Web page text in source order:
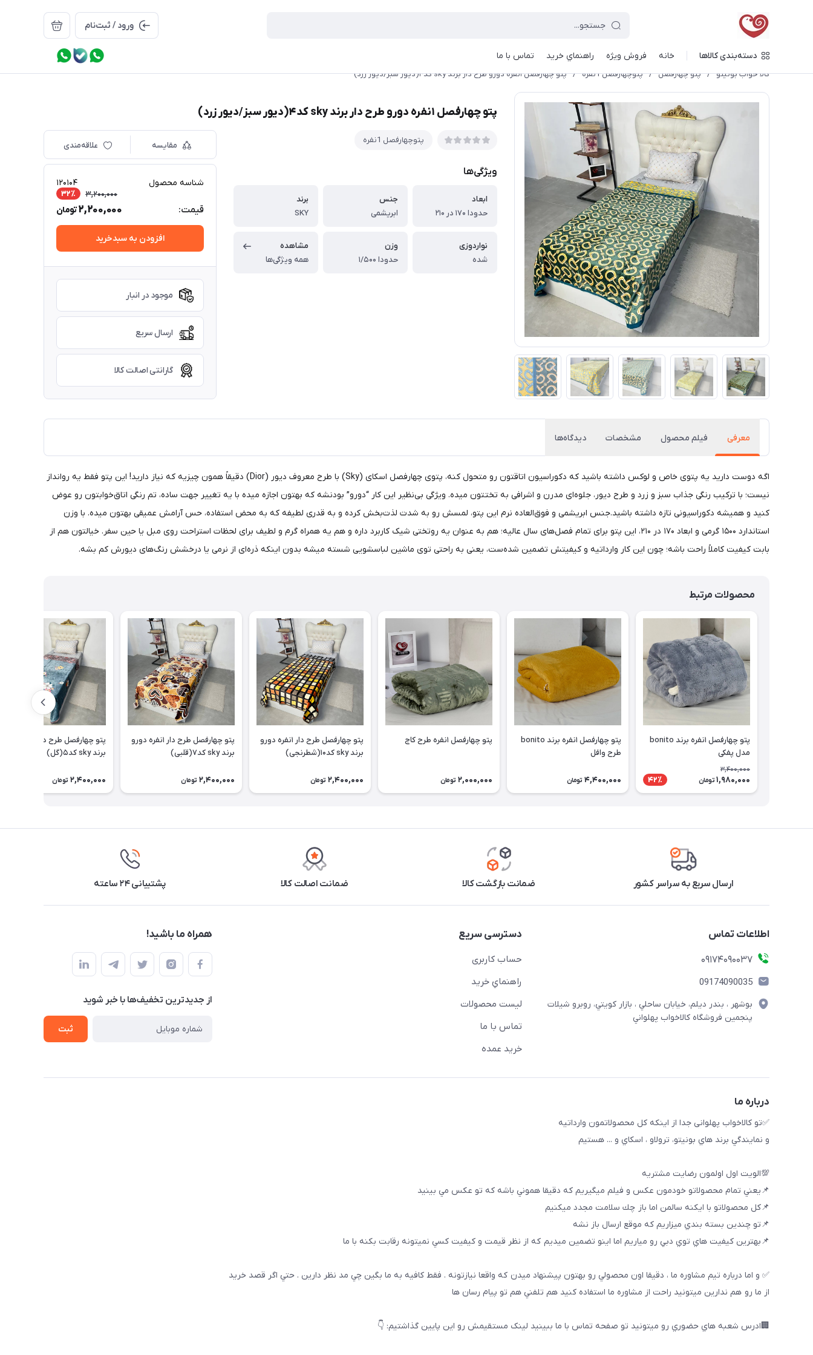
ورود / ثبت‌نام
دسته‌بندی کالاها خانه فروش ویژه راهنماي خريد تماس با ما
کالا خواب بونیتو / پتو چهارفصل / پتوچهارفصل 1نفره / پتو چهارفصل ۱نفره دورو طرح دار برند sky کد۴(دیور سبز/دیور زرد)
پتو چهارفصل ۱نفره دورو طرح دار برند sky کد۴(دیور سبز/دیور زرد)
پتوچهارفصل 1نفره
ویژگی‌ها
ابعاد
حدودا ۱۷۰ در ۲۱۰
جنس
ابریشمی
برند
SKY
نواردوزی
شده
وزن
حدودا ۱/۵۰۰
مشاهده
همه ویژگی‌ها
مقایسه علاقه‌مندی
شناسه محصول 120104
قیمت:
3,200,000 32٪
2,200,000تومان
افزودن به سبدخرید
موجود در انبار
ارسال سریع
گارانتی اصالت کالا
معرفی فیلم محصول مشخصات دیدگاه‌ها
اگه دوست دارید یه پتوی خاص و لوکس داشته باشید که دکوراسیون اتاقتون رو متحول کنه، پتوی چهارفصل اسکای (Sky) با طرح معروف دیور (Dior) دقیقاً همون چیزیه که نیاز دارید! این پتو فقط یه روانداز
نیست؛ با ترکیب رنگی جذاب سبز و زرد و طرح دیور، جلوه‌ای مدرن و اشرافی به تختتون میده. ویژگی بی‌نظیر این کار “دورو” بودنشه که بهتون اجازه میده با یه تغییر جهت ساده، تم رنگی اتاق‌خوابتون رو عوض
کنید و همیشه دکوراسیونی تازه داشته باشید.جنس ابریشمی و فوق‌العاده نرم این پتو، لمسش رو به شدت لذت‌بخش کرده و به قدری لطیفه که به محض استفاده، حس آرامش عمیقی بهتون میده. با وزن
استاندارد ۱۵۰۰ گرمی و ابعاد ۱۷۰ در ۲۱۰، این پتو برای تمام فصل‌های سال عالیه؛ هم به عنوان یه روتختی شیک کاربرد داره و هم یه همراه گرم و لطیف برای لحظات استراحت روی مبل یا حین سفر. خیالتون هم از
بابت کیفیت کاملاً راحت باشه؛ چون این کار وارداتیه و کیفیتش تضمین شده‌ست، یعنی به راحتی توی ماشین لباسشویی شسته میشه بدون اینکه ذره‌ای از نرمی یا درخشش رنگ‌های دیورش کم بشه.
محصولات مرتبط
پتو چهارفصل ۱نفره برند bonito
مدل پفکی
3,400,000
1,980,000 تومان 42٪
پتو چهارفصل ۱نفره برند bonito
طرح وافل
4,400,000 تومان
پتو چهارفصل ۱نفره طرح کاج
2,000,000 تومان
پتو چهارفصل طرح دار ۱نفره دورو
برند sky کد۱۰(شطرنجی)
2,400,000 تومان
پتو چهارفصل طرح دار ۱نفره دورو
برند sky کد۷(قلبی)
2,400,000 تومان
برند sky کد۵(گل)
2,400,000 تومان
ارسال سریع به سراسر کشور ضمانت بازگشت کالا ضمانت اصالت کالا پشتیبانی ۲۴ ساعته
اطلاعات تماس
09174090037
09174090035
بوشهر ، بندر ديلم، خيابان ساحلي ، بازار كويتي، روبرو شيلات
پنجمين فروشگاه كالاخواب پهلواني
دسترسی سریع
حساب کاربری
راهنماي خريد
لیست محصولات
تماس با ما
خريد عمده
همراه ما باشید!
از جدید‌ترین تخفیف‌ها با‌ خبر شوید
ثبت
درباره ما
✅تو كالاخواب پهلوانى جدا از اينكه كل محصولاتمون وارداتيه
و نمايندگي برند هاي بونيتو، ترولاو ، اسكاي و ... هستيم
💯الويت اول اولمون رضايت مشتريه
📌يعني تمام محصولاتو خودمون عكس و فيلم ميگيريم كه دقيقا هموني باشه كه تو عكس مي بينيد
📌كل محصولاتو با ايكنه سالمن اما باز چك سلامت مجدد ميكنيم
📌تو چندين بسته بندي ميزاريم كه موقع ارسال باز نشه
📌بهترين كيفيت هاي توي دبي رو مياريم اما اينو تضمين ميديم كه از نظر قيمت و كيفيت كسي نميتونه رقابت بكنه با ما
✅ و اما درباره تيم مشاوره ما ، دقيقا اون محصولي رو بهتون پيشنهاد ميدن كه واقعا نيازتونه . فقط كافيه به ما بگين چي مد نظر دارين . حتي اگر قصد خريد
از ما رو هم ندارين ميتونيد راحت از مشاوره ما استفاده كنيد هم تلفني هم تو پيام رسان ها
🏢ادرس شعبه هاي حضوري رو ميتونيد تو صفحه تماس با ما ببینيد لینک مستقیمش رو این پایین گذاشتیم: 👇